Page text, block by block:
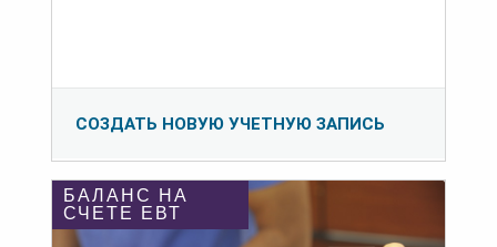
СОЗДАТЬ НОВУЮ УЧЕТНУЮ ЗАПИСЬ
БАЛАНС НА
СЧЕТЕ ЕВТ